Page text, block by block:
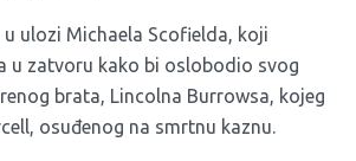
ulozi Michaela Scofielda, koji
u zatvoru kako bi oslobodio svog
brata, Lincolna Burrowsa, kojeg
osuđenog na smrtnu kaznu.